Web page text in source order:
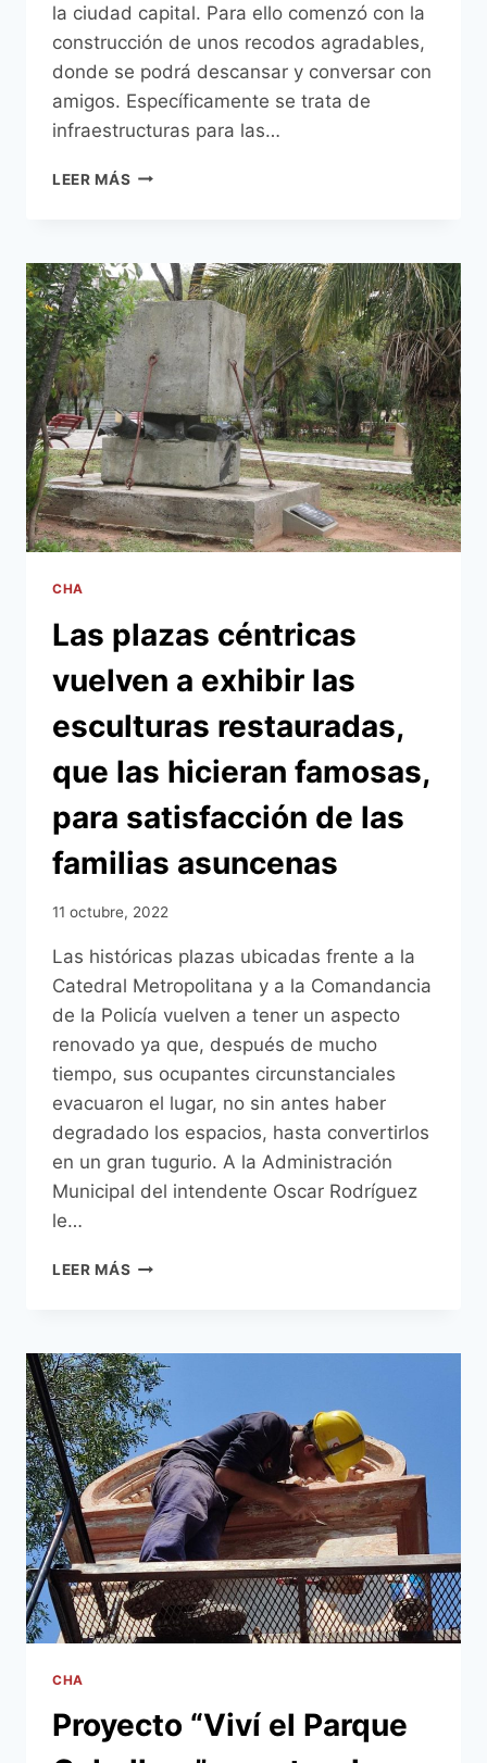
la ciudad capital. Para ello comenzó con la
construcción de unos recodos agradables,
donde se podrá descansar y conversar con
amigos. Específicamente se trata de
infraestructuras para las…
LEER MÁS TRABAJOS
PARKLET
URBANO
SOBRE
CALLE
PALMA
ESTÁN
A
PUNTO
DE
CONCLUIR
CHA
Las plazas céntricas
vuelven a exhibir las
esculturas restauradas,
que las hicieran famosas,
para satisfacción de las
familias asuncenas
11 octubre, 2022
Las históricas plazas ubicadas frente a la
Catedral Metropolitana y a la Comandancia
de la Policía vuelven a tener un aspecto
renovado ya que, después de mucho
tiempo, sus ocupantes circunstanciales
evacuaron el lugar, no sin antes haber
degradado los espacios, hasta convertirlos
en un gran tugurio. A la Administración
Municipal del intendente Oscar Rodríguez
le…
LEER MÁS LAS
A
EXHIBIR
LAS
ESCULTURAS
RESTAURADAS,
QUE
LAS
HICIERAN
FAMOSAS,
PARA
SATISFACCIÓN
DE
LAS
CHA
Proyecto “Viví el Parque